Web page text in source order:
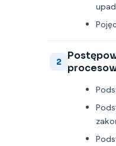
2